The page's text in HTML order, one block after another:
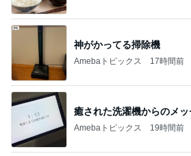
神がかってる掃除機
Amebaトピックス 17時間前
癒された洗濯機からのメ
Amebaトピックス 19時間前